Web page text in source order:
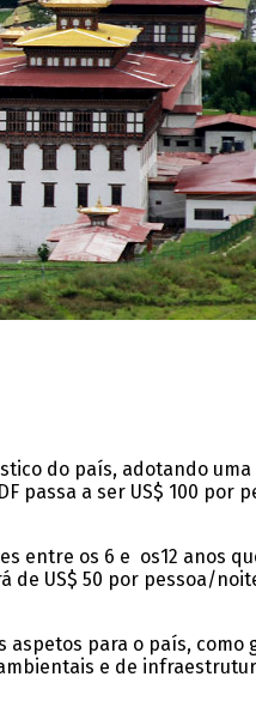
do país, adotando
passa a ser US$ 100 por
entre os 6 e os12 anos
de US$ 50 por pessoa/
para o país, como
e de